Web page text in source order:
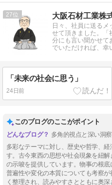
27 大阪石材工業
日々、社員に送るメ
せて頂きました。「
分にも言い聞かせて
でいただければ、幸
「未来の社会に思う」
24日前
このブログのここがポイント
多角的視点と深い洞
多彩なテーマに対し、歴史や哲学、
す。古今東西の思想や社会現象を紐
の示唆を提供しています。物事の根
普遍性や変化の本質についても考察
く整理され、読みやすさとともに奥深